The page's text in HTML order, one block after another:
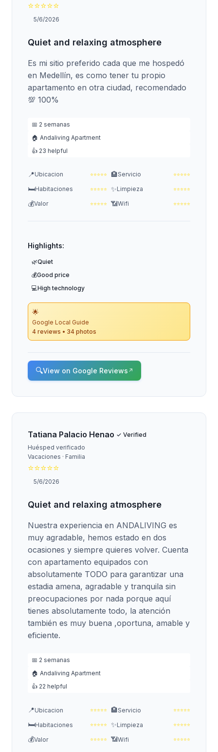
⭐⭐⭐⭐⭐
5/6/2026
Quiet and relaxing atmosphere
Es mi sitio preferido cada que me hospedó
en Medellín, es como tener tu propio
apartamento en otra ciudad, recomendado
💯 100%
📅 2 semanas
🏠 Andaliving Apartment
👍 23 helpful
📍Ubicacion ⭐⭐⭐⭐⭐ 🏨Servicio ⭐⭐⭐⭐⭐
🛏️Habitaciones ⭐⭐⭐⭐⭐ ✨Limpieza ⭐⭐⭐⭐⭐
💰Valor ⭐⭐⭐⭐⭐ 📶Wifi ⭐⭐⭐⭐⭐
Highlights:
🌿Quiet
💰Good price
💻High technology
🌟
Google Local Guide
4 reviews • 34 photos
🔍View on Google Reviews ↗
Tatiana Palacio Henao ✓ Verified
Huésped verificado
Vacaciones · Familia
⭐⭐⭐⭐⭐
5/6/2026
Quiet and relaxing atmosphere
Nuestra experiencia en ANDALIVING es
muy agradable, hemos estado en dos
ocasiones y siempre quieres volver. Cuenta
con apartamento equipados con
absolutamente TODO para garantizar una
estadia amena, agradable y tranquila sin
preocupaciones por nada porque aquí
tienes absolutamente todo, la atención
también es muy buena ,oportuna, amable y
eficiente.
📅 2 semanas
🏠 Andaliving Apartment
👍 22 helpful
📍Ubicacion ⭐⭐⭐⭐⭐ 🏨Servicio ⭐⭐⭐⭐⭐
🛏️Habitaciones ⭐⭐⭐⭐⭐ ✨Limpieza ⭐⭐⭐⭐⭐
💰Valor ⭐⭐⭐⭐⭐ 📶Wifi ⭐⭐⭐⭐⭐